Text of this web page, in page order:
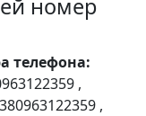
номер
телефона:
,
,